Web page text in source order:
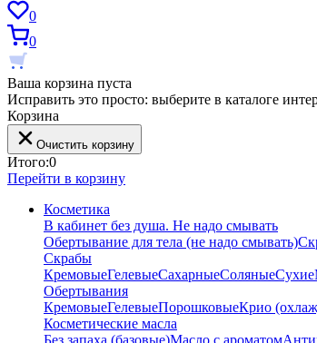
0
0
Ваша корзина пуста
Исправить это просто: выберите в каталоге
Корзина
Очистить корзину
Итого:0
Перейти в корзину
Косметика
В кабинет без душа. Не надо смывать
Обертывание для тела (не надо смывать)
Скрабы
КремовыеГелевыеСахарныеСоляныеСухие
Обертывания
КремовыеГелевыеПорошковыеКрио
Косметические масла